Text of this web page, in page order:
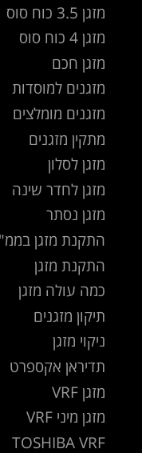
מזגן 3.5 כוח סוס
מזגן 4 כוח סוס
מזגן חכם
מזגנים למוסדות
מזגנים מומלצים
מתקין מזגנים
מזגן לסלון
מזגן לחדר שינה
מזגן נסתר
התקנת מזגן
התקנת מזגן
כמה עולה מזגן
תיקון מזגנים
ניקוי מזגן
תדיראן אקספרט
מזגן VRF
מזגן מיני VRF
TOSHIBA VRF